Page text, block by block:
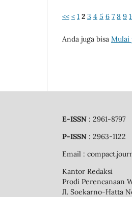
<< < 1 2 3 4 5 6 7 8 9
Anda juga bisa Mulai
E-ISSN : 2961-8797
P-ISSN : 2963-1122
Email :
Kantor Redaksi
Prodi Perencanaan
Jl. Soekarno-Hatta